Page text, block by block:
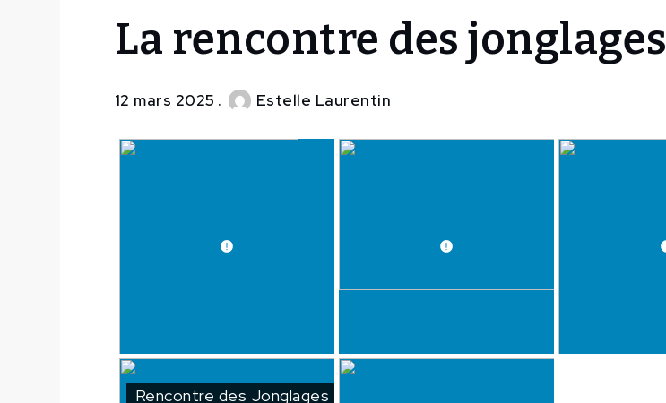
Home
SimpLy
rencontre
jonglages
La rencontre des jonglages
12 mars 2025 Estelle Laurentin
Rencontre des Jonglages